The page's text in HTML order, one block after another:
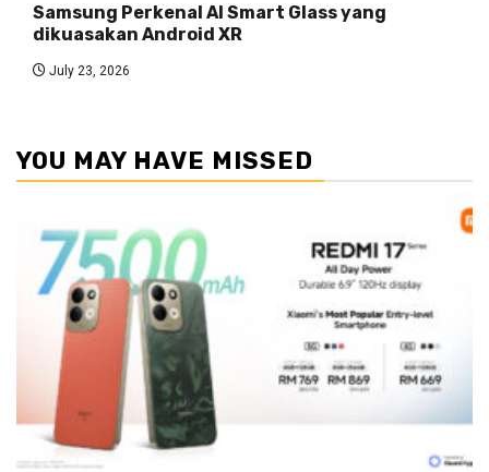
Samsung Perkenal AI Smart Glass yang
dikuasakan Android XR
July 23, 2026
YOU MAY HAVE MISSED